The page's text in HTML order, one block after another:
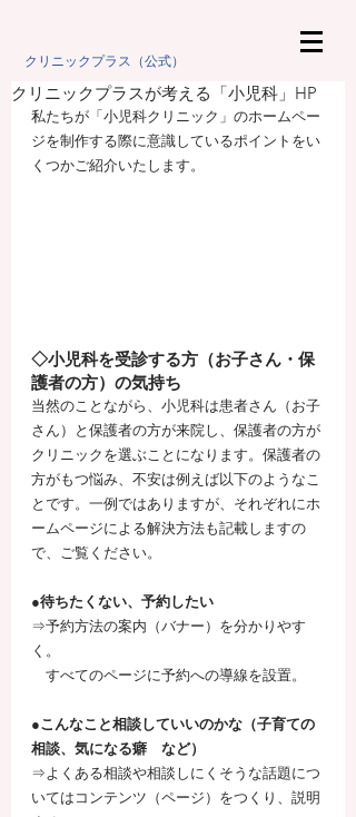
クリニックプラス（公式）
クリニックプラスが考える「小児科」HP
私たちが「小児科クリニック」のホームペー
ジを制作する際に意識しているポイントをい
くつかご紹介いたします。
◇小児科を受診する方（お子さん・保
護者の方）の気持ち
当然のことながら、小児科は患者さん（お子
さん）と保護者の方が来院し、保護者の方が
クリニックを選ぶことになります。保護者の
方がもつ悩み、不安は例えば以下のようなこ
とです。一例ではありますが、それぞれにホ
ームページによる解決方法も記載しますの
で、ご覧ください。
●待ちたくない、予約したい
⇒予約方法の案内（バナー）を分かりやす
く。
すべてのページに予約への導線を設置。
●こんなこと相談していいのかな（子育ての
相談、気になる癖　など）
⇒よくある相談や相談しにくそうな話題につ
いてはコンテンツ（ページ）をつくり、説明